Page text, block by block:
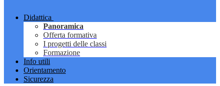
Didattica
Panoramica
Offerta formativa
I progetti delle classi
Formazione
Info utili
Orientamento
Sicurezza